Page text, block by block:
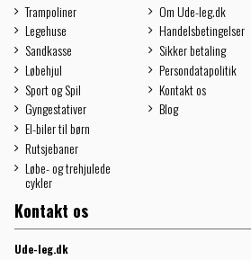
Trampoliner
Legehuse
Sandkasse
Løbehjul
Sport og Spil
Gyngestativer
El-biler til børn
Rutsjebaner
Løbe- og trehjulede
cykler
Om Ude-leg.dk
Handelsbetingelser
Sikker betaling
Persondatapolitik
Kontakt os
Blog
Kontakt os
Ude-leg.dk